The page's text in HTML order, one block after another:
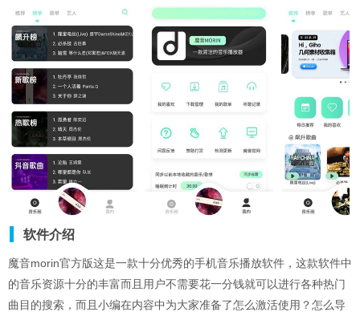
软件介绍
魔音morin官方版这是一款十分优秀的手机音乐播放软件，这款软件中
的音乐资源十分的丰富而且用户不需要花一分钱就可以进行各种热门
曲目的搜索，而且小编在内容中为大家准备了怎么激活使用？怎么导